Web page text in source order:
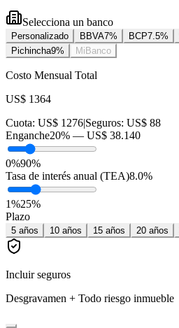
Selecciona un banco
Personalizado BBVA7% BCP7.5%
Pichincha9% MiBanco
Costo Mensual Total
US$ 1364
Cuota: US$ 1276|Seguros: US$ 88
Enganche20% — US$ 38.140
0%90%
Tasa de interés anual (TEA)8.0%
1%25%
Plazo
5 años 10 años 15 años 20 años
Incluir seguros
Desgravamen + Todo riesgo inmueble